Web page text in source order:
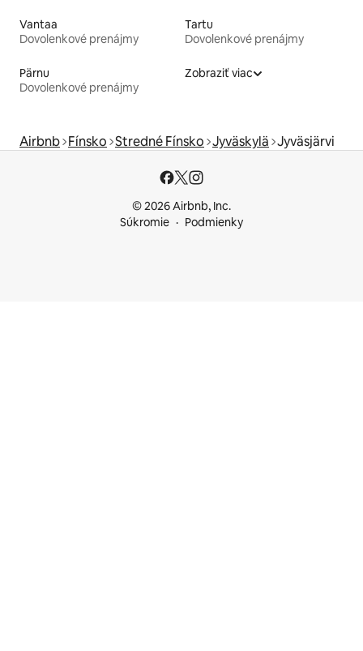
Vantaa
Dovolenkové prenájmy
Tartu
Dovolenkové prenájmy
Pärnu
Dovolenkové prenájmy
Zobraziť viac
Airbnb Fínsko Stredné Fínsko Jyväskylä Jyväsjärvi
© 2026 Airbnb, Inc.
Súkromie
Podmienky